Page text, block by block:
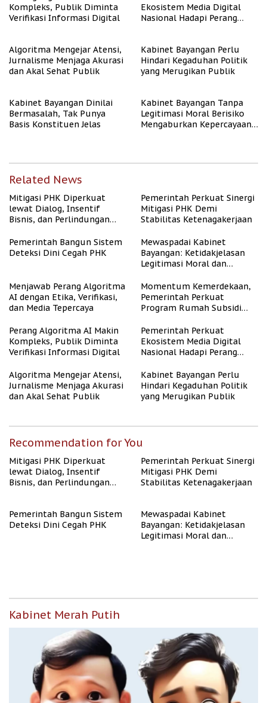
Kompleks, Publik Diminta
Verifikasi Informasi Digital
Ekosistem Media Digital
Nasional Hadapi Perang
Algoritma Mengejar Atensi,
Jurnalisme Menjaga Akurasi
dan Akal Sehat Publik
Kabinet Bayangan Perlu
Hindari Kegaduhan Politik
yang Merugikan Publik
Kabinet Bayangan Dinilai
Bermasalah, Tak Punya
Basis Konstituen Jelas
Kabinet Bayangan Tanpa
Legitimasi Moral Berisiko
Mengaburkan Kepercayaan
Related News
Mitigasi PHK Diperkuat
lewat Dialog, Insentif
Bisnis, dan Perlindungan
Pemerintah Perkuat Sinergi
Mitigasi PHK Demi
Stabilitas Ketenagakerjaan
Pemerintah Bangun Sistem
Deteksi Dini Cegah PHK
Mewaspadai Kabinet
Bayangan: Ketidakjelasan
Legitimasi Moral dan
Menjawab Perang Algoritma
AI dengan Etika, Verifikasi,
dan Media Tepercaya
Momentum Kemerdekaan,
Pemerintah Perkuat
Program Rumah Subsidi
Berpenghasilan Rendah
Perang Algoritma AI Makin
Kompleks, Publik Diminta
Verifikasi Informasi Digital
Pemerintah Perkuat
Ekosistem Media Digital
Nasional Hadapi Perang
Algoritma Mengejar Atensi,
Jurnalisme Menjaga Akurasi
dan Akal Sehat Publik
Kabinet Bayangan Perlu
Hindari Kegaduhan Politik
yang Merugikan Publik
Recommendation for You
Mitigasi PHK Diperkuat
lewat Dialog, Insentif
Bisnis, dan Perlindungan
Pemerintah Perkuat Sinergi
Mitigasi PHK Demi
Stabilitas Ketenagakerjaan
Pemerintah Bangun Sistem
Deteksi Dini Cegah PHK
Mewaspadai Kabinet
Bayangan: Ketidakjelasan
Legitimasi Moral dan
Kabinet Merah Putih